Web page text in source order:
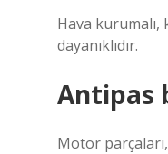
Hava
dayanıklıdır.
Antipas
Motor